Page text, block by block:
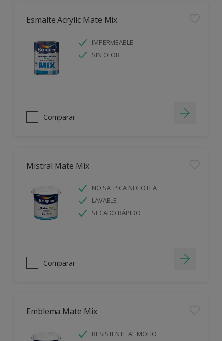
Esmalte Acrylic Mate Mix
IMPERMEABLE
SIN OLOR
Comparar
Mistral Mate Mix
NO SALPICA NI GOTEA
LAVABLE
SECADO RÁPIDO
Comparar
Emblema Mate Mix
RESISTENTE AL MOHO